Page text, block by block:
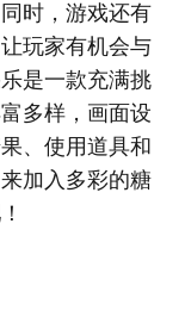
时，游戏还有
玩家有机会与
是一款充满挑
多样，画面设
、使用道具和
加入多彩的糖